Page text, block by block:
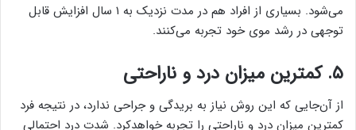
می‌شود. بسیاری از افراد هم در مدت نزدیک به ۱ سال افزایش قابل
توجهی در رشد موی خود تجربه می‌کنند.
۵. کمترین میزان درد و ناراحتی
از آن‌جایی که این روش نیاز به بریدگی و جراحی ندارد، در نتیجه فرد
کمترین میزان درد و ناراحتی را تجربه خواهدکرد. شدت درد احتمالی